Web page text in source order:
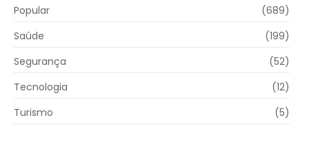
Popular
(689)
Saúde
(199)
Segurança
(52)
Tecnologia
(12)
Turismo
(5)